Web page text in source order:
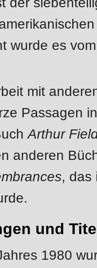
wurde es
mit
Passagen
Arthur
anderen
, das
und
1980